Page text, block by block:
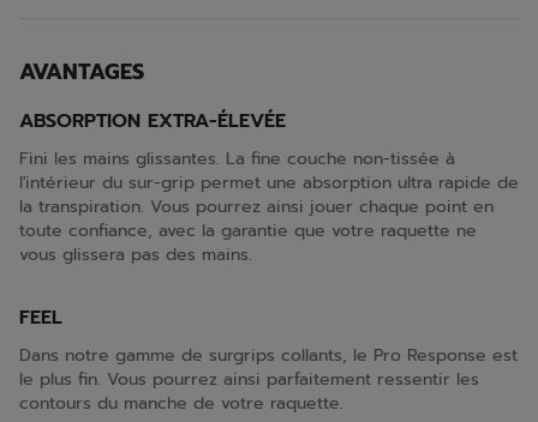
AVANTAGES
ABSORPTION EXTRA-ÉLEVÉE
Fini les mains glissantes. La fine couche non-tissée à
l'intérieur du sur-grip permet une absorption ultra rapide de
la transpiration. Vous pourrez ainsi jouer chaque point en
toute confiance, avec la garantie que votre raquette ne
vous glissera pas des mains.
FEEL
Dans notre gamme de surgrips collants, le Pro Response est
le plus fin. Vous pourrez ainsi parfaitement ressentir les
contours du manche de votre raquette.